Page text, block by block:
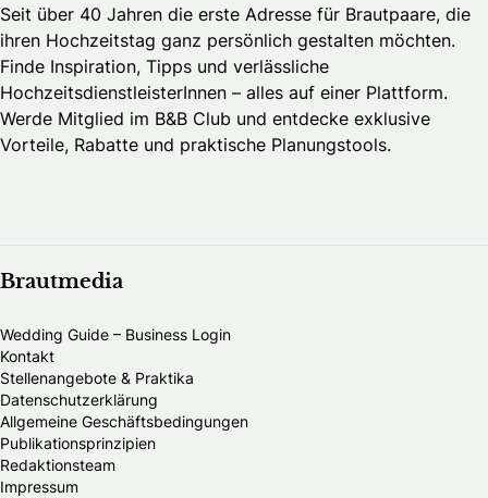
Seit über 40 Jahren die erste Adresse für Brautpaare, die
ihren Hochzeitstag ganz persönlich gestalten möchten.
Finde Inspiration, Tipps und verlässliche
HochzeitsdienstleisterInnen – alles auf einer Plattform.
Werde Mitglied im B&B Club und entdecke exklusive
Vorteile, Rabatte und praktische Planungstools.
Brautmedia
Wedding Guide – Business Login
Kontakt
Stellenangebote & Praktika
Datenschutzerklärung
Allgemeine Geschäftsbedingungen
Publikationsprinzipien
Redaktionsteam
Impressum